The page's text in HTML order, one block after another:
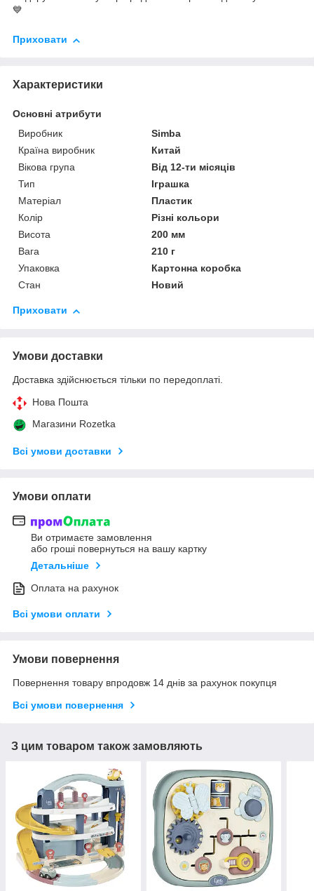
💙
Приховати
Характеристики
Основні атрибути
Виробник
Sіmba
Країна виробник
Китай
Вікова група
Від 12-ти місяців
Тип
Іграшка
Матеріал
Пластик
Колір
Різні кольори
Висота
200 мм
Вага
210 г
Упаковка
Картонна коробка
Стан
Новий
Приховати
Умови доставки
Доставка здійснюється тільки по передоплаті.
Нова Пошта
Магазини Rozetka
Всі умови доставки
Умови оплати
Ви отримаєте замовлення
або гроші повернуться на вашу картку
Детальніше
Оплата на рахунок
Всі умови оплати
Умови повернення
Повернення товару впродовж 14 днів за рахунок покупця
Всі умови повернення
З цим товаром також замовляють